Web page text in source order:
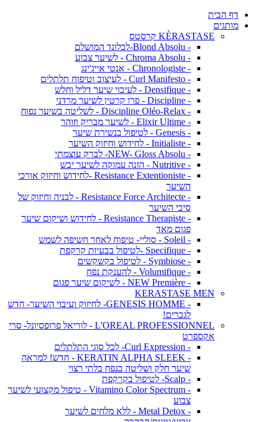
דף הבית
מותגים
KÈRASTASE קרסטס
- Blond Absolu-לבלונד המושלם
- Chroma Absolu - לשיער צבוע
- Chronologiste - אנטי אייג'ינג
- Curl Manifesto - לעיצוב וטיפוח תלתלים
- Densifique - לעיבוי שיער דליל וחלש
- Discipline - פרו קרטין לשיער מרדני
- Discipline Oléo-Relax - לשליטה בשיער נפוח
- Elixir Ultime - לשיער מבריק וזוהר
- Genesis - לטיפול בנשירת שיער
- Initialiste - לחידוש וחיזוק השיער
- NEW- Gloss Absolu- לברק עוצמתי
- Nutritive - הזנה עמוקה לשיער יבש
- Resistance Extentioniste -לחידוש וחיזוק אורכי
השיער
- Resistance Force Architecte - לבניה וחיזוק של
סיבי השיער
- Resistance Therapiste - לחידוש ושיקום שיער
פגום מאד
- Soleil - סוליי- טיפוח לאחר חשיפה לשמש
- Specifique -לטיפול בבעיות קרקפת
- Symbiose - לטיפול בקשקשים
- Volumifique - להענקת נפח
- NEW Première - לשיקום שיער פגום
KERASTASE MEN
- GENESIS HOMME- לחיזוק ועיבוי השיער- חדש
לגברים!
L'OREAL PROFESSIONNEL - לוריאל פרופסיונל- סרי
אקספרט
- Curl Expression- לכל סוגי התלתלים
- KERATIN ALPHA SLEEK - חדש! למראה
שיער חלק ושליטה בנפח בלתי רצוי
- Scalp- לטיפול בקרקפת
- Vitamino Color Spectrum - טיפול מקצועי לשיער
צבוע
- Metal Detox - ללא מלחים לשיער